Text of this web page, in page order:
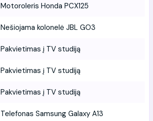
Motoroleris Honda PCX125
Nešiojama kolonelė JBL GO3
Pakvietimas į TV studiją
Pakvietimas į TV studiją
Pakvietimas į TV studiją
Telefonas Samsung Galaxy A13